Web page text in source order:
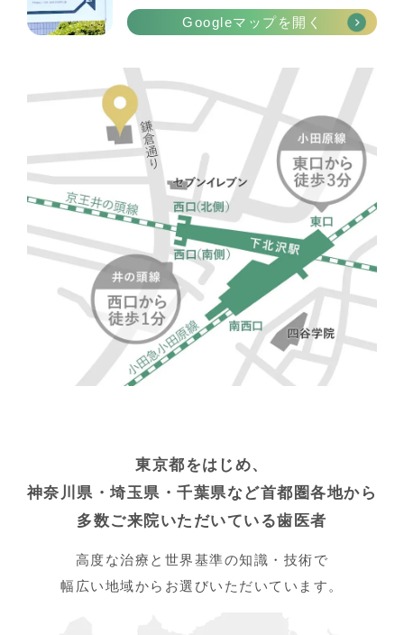
Googleマップを開く
東京都をはじめ、
神奈川県・埼玉県・千葉県など首都圏各地から
多数ご来院いただいている歯医者
高度な治療と世界基準の知識・技術で
幅広い地域からお選びいただいています。